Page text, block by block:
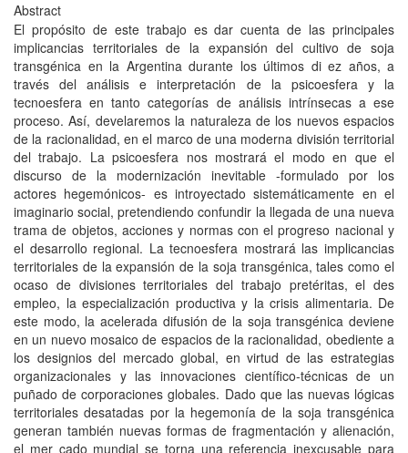
Abstract
El propósito de este trabajo es dar cuenta de las principales
implicancias territoriales de la expansión del cultivo de soja
transgénica en la Argentina durante los últimos di ez años, a
través del análisis e interpretación de la psicoesfera y la
tecnoesfera en tanto categorías de análisis intrínsecas a ese
proceso. Así, develaremos la naturaleza de los nuevos espacios
de la racionalidad, en el marco de una moderna división territorial
del trabajo. La psicoesfera nos mostrará el modo en que el
discurso de la modernización inevitable -formulado por los
actores hegemónicos- es introyectado sistemáticamente en el
imaginario social, pretendiendo confundir la llegada de una nueva
trama de objetos, acciones y normas con el progreso nacional y
el desarrollo regional. La tecnoesfera mostrará las implicancias
territoriales de la expansión de la soja transgénica, tales como el
ocaso de divisiones territoriales del trabajo pretéritas, el des
empleo, la especialización productiva y la crisis alimentaria. De
este modo, la acelerada difusión de la soja transgénica deviene
en un nuevo mosaico de espacios de la racionalidad, obediente a
los designios del mercado global, en virtud de las estrategias
organizacionales y las innovaciones científico-técnicas de un
puñado de corporaciones globales. Dado que las nuevas lógicas
territoriales desatadas por la hegemonía de la soja transgénica
generan también nuevas formas de fragmentación y alienación,
el mer cado mundial se torna una referencia inexcusable para